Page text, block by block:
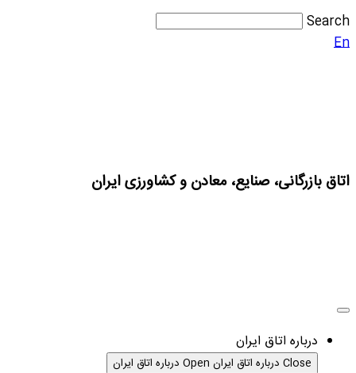
Search
En
اتاق بازرگانی، صنایع، معادن و کشاورزی ایران
درباره اتاق ایران
Close درباره اتاق ایران Open درباره اتاق ایران